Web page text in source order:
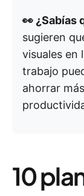
👀 ¿Sabías
sugieren
visuales en
trabajo
ahorrar
10